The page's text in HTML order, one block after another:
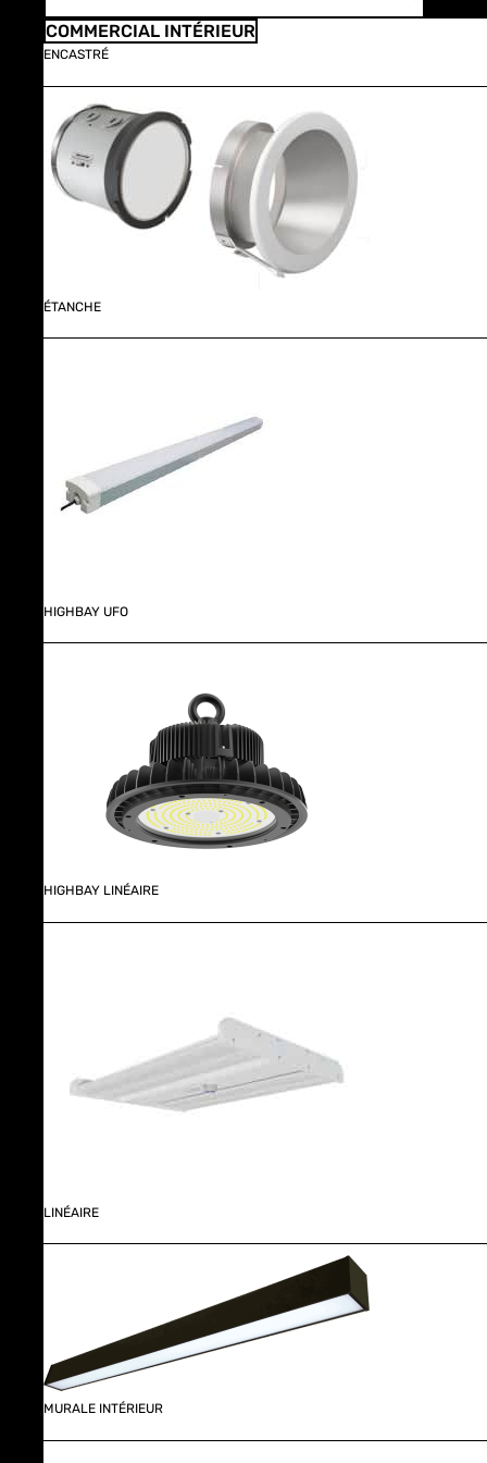
COMMERCIAL INTÉRIEUR
ENCASTRÉ
ÉTANCHE
HIGHBAY UFO
HIGHBAY LINÉAIRE
LINÉAIRE
MURALE INTÉRIEUR